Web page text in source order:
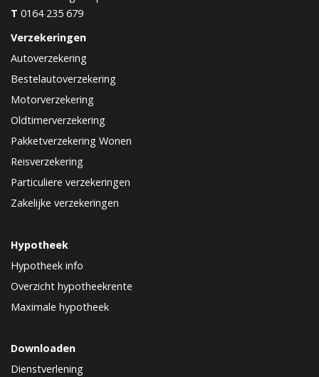
T 0164 235 679
Verzekeringen
Autoverzekering
Bestelautoverzekering
Motorverzekering
Oldtimerverzekering
Pakketverzekering Wonen
Reisverzekering
Particuliere verzekeringen
Zakelijke verzekeringen
Hypotheek
Hypotheek info
Overzicht hypotheekrente
Maximale hypotheek
Downloaden
Dienstverlening